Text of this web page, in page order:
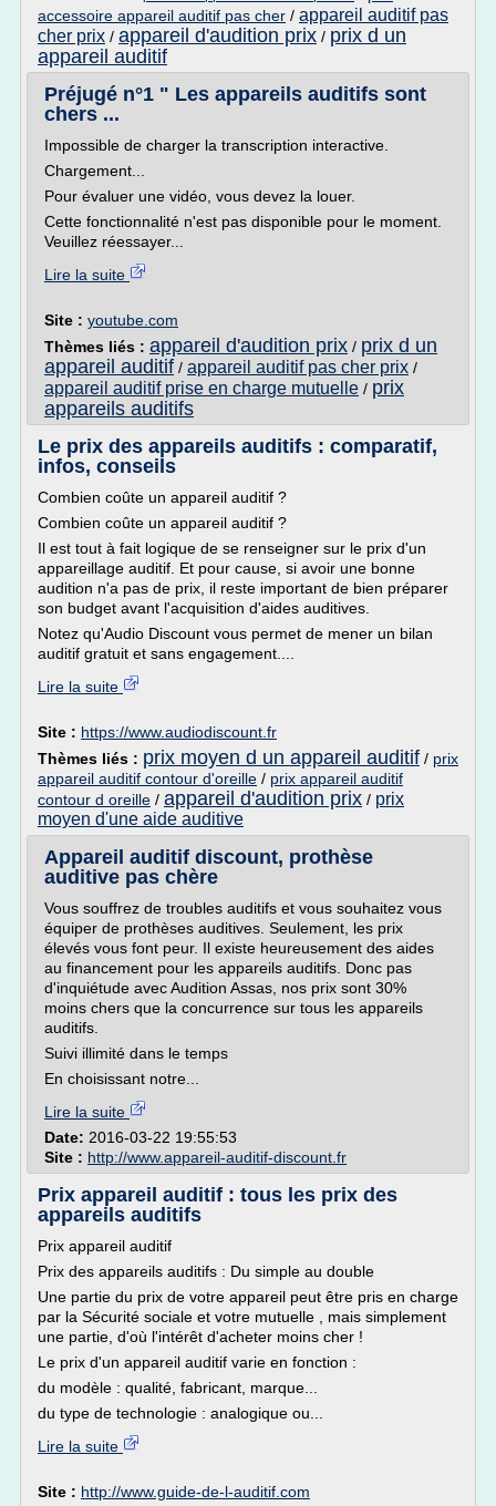
accessoire appareil auditif pas cher / appareil auditif pas
cher prix / appareil d'audition prix / prix d un
appareil auditif
Préjugé n°1 " Les appareils auditifs sont
chers ...
Impossible de charger la transcription interactive.
Chargement...
Pour évaluer une vidéo, vous devez la louer.
Cette fonctionnalité n'est pas disponible pour le moment.
Veuillez réessayer...
Lire la suite
Site : youtube.com
Thèmes liés : appareil d'audition prix / prix d un
appareil auditif / appareil auditif pas cher prix /
appareil auditif prise en charge mutuelle / prix
appareils auditifs
Le prix des appareils auditifs : comparatif,
infos, conseils
Combien coûte un appareil auditif ?
Combien coûte un appareil auditif ?
Il est tout à fait logique de se renseigner sur le prix d'un
appareillage auditif. Et pour cause, si avoir une bonne
audition n'a pas de prix, il reste important de bien préparer
son budget avant l'acquisition d'aides auditives.
Notez qu'Audio Discount vous permet de mener un bilan
auditif gratuit et sans engagement....
Lire la suite
Site : https://www.audiodiscount.fr
Thèmes liés : prix moyen d un appareil auditif / prix
appareil auditif contour d'oreille / prix appareil auditif
contour d oreille / appareil d'audition prix / prix
moyen d'une aide auditive
Appareil auditif discount, prothèse
auditive pas chère
Vous souffrez de troubles auditifs et vous souhaitez vous
équiper de prothèses auditives. Seulement, les prix
élevés vous font peur. Il existe heureusement des aides
au financement pour les appareils auditifs. Donc pas
d'inquiétude avec Audition Assas, nos prix sont 30%
moins chers que la concurrence sur tous les appareils
auditifs.
Suivi illimité dans le temps
En choisissant notre...
Lire la suite
Date: 2016-03-22 19:55:53
Site : http://www.appareil-auditif-discount.fr
Prix appareil auditif : tous les prix des
appareils auditifs
Prix appareil auditif
Prix des appareils auditifs : Du simple au double
Une partie du prix de votre appareil peut être pris en charge
par la Sécurité sociale et votre mutuelle , mais simplement
une partie, d'où l'intérêt d'acheter moins cher !
Le prix d'un appareil auditif varie en fonction :
du modèle : qualité, fabricant, marque...
du type de technologie : analogique ou...
Lire la suite
Site : http://www.guide-de-l-auditif.com